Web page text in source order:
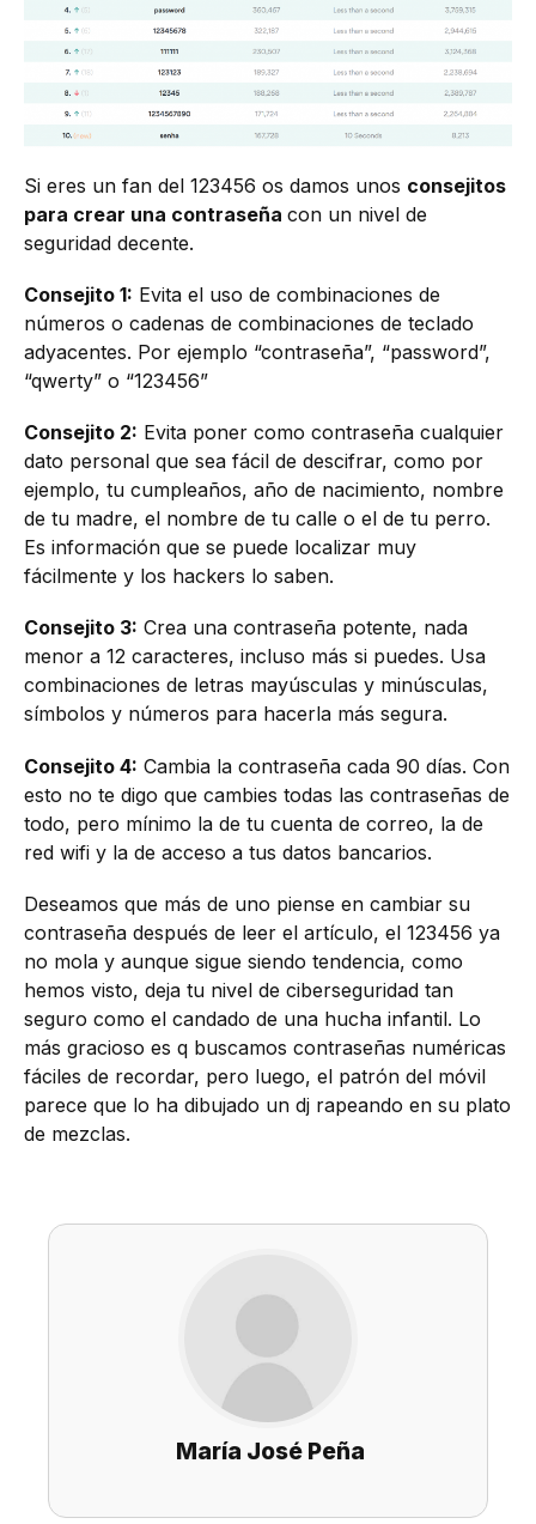
Si eres un fan del 123456 os damos unos consejitos
para crear una contraseña con un nivel de
seguridad decente.
Consejito 1: Evita el uso de combinaciones de
números o cadenas de combinaciones de teclado
adyacentes. Por ejemplo “contraseña”, “password”,
“qwerty” o “123456”
Consejito 2: Evita poner como contraseña cualquier
dato personal que sea fácil de descifrar, como por
ejemplo, tu cumpleaños, año de nacimiento, nombre
de tu madre, el nombre de tu calle o el de tu perro.
Es información que se puede localizar muy
fácilmente y los hackers lo saben.
Consejito 3: Crea una contraseña potente, nada
menor a 12 caracteres, incluso más si puedes. Usa
combinaciones de letras mayúsculas y minúsculas,
símbolos y números para hacerla más segura.
Consejito 4: Cambia la contraseña cada 90 días. Con
esto no te digo que cambies todas las contraseñas de
todo, pero mínimo la de tu cuenta de correo, la de
red wifi y la de acceso a tus datos bancarios.
Deseamos que más de uno piense en cambiar su
contraseña después de leer el artículo, el 123456 ya
no mola y aunque sigue siendo tendencia, como
hemos visto, deja tu nivel de ciberseguridad tan
seguro como el candado de una hucha infantil. Lo
más gracioso es q buscamos contraseñas numéricas
fáciles de recordar, pero luego, el patrón del móvil
parece que lo ha dibujado un dj rapeando en su plato
de mezclas.
María José Peña